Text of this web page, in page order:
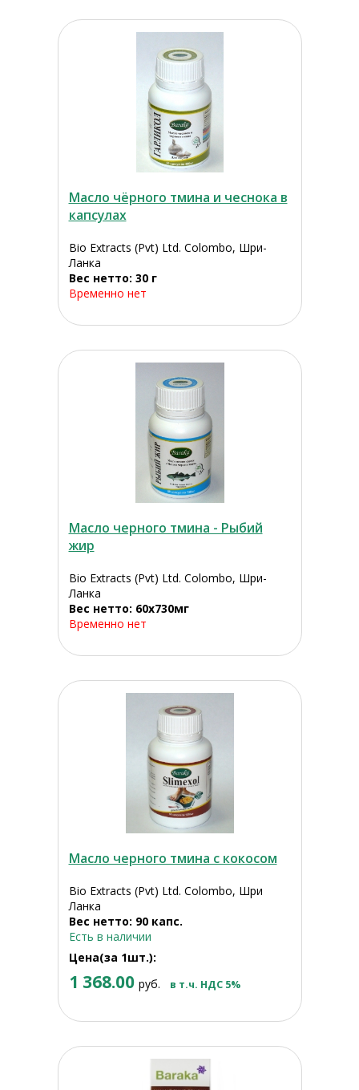
Масло чёрного тмина и чеснока в
капсулах
Bio Extracts (Pvt) Ltd. Colombo, Шри-
Ланка
Вес нетто: 30 г
Временно нет
Масло черного тмина - Рыбий
жир
Bio Extracts (Pvt) Ltd. Colombo, Шри-
Ланка
Вес нетто: 60x730мг
Временно нет
Масло черного тмина с кокосом
Bio Extracts (Pvt) Ltd. Colombo, Шри
Ланка
Вес нетто: 90 капс.
Есть в наличии
Цена(за 1шт.):
1 368.00 руб. в т.ч. НДС 5%